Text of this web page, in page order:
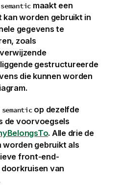
semantic maakt een
kan worden gebruikt in
gegevens te
zoals
gestructureerde
die kunnen worden
semanticop dezelfde
de voorvoegsels
. Alle drie de
gebruikt als
front-end-
van